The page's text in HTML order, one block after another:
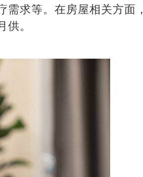
求等。在房屋相关方面，
。